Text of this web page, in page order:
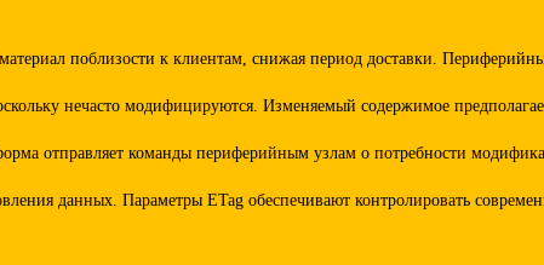
поблизости к клиентам, снижая период доставки.
нечасто модифицируются. Изменяемый содержимое
отправляет команды периферийным узлам о потребности
данных. Параметры ETag обеспечивают контролировать